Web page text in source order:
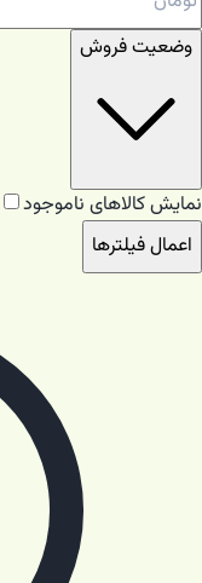
وضعیت فروش
نمایش کالاهای ناموجود
اعمال فیلترها